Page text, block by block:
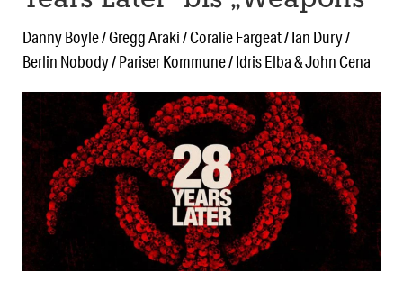
Danny Boyle / Gregg Araki / Coralie Fargeat / Ian Dury /
Berlin Nobody / Pariser Kommune / Idris Elba & John Cena